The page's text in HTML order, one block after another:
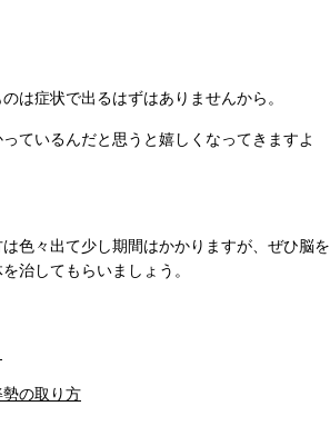
は症状で出るはずはありませんから。
ているんだと思うと嬉しくなってきますよ
色々出て少し期間はかかりますが、ぜひ脳を
治してもらいましょう。
の取り方